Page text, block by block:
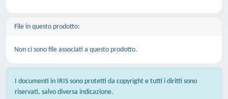
File in questo prodotto:
Non ci sono file associati a questo prodotto.
I documenti in IRIS sono protetti da copyright e tutti i diritti sono
riservati, salvo diversa indicazione.